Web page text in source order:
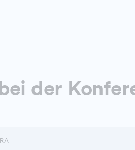
der